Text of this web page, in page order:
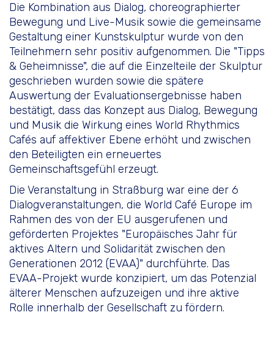
Die Kombination aus Dialog, choreographierter
Bewegung und Live-Musik sowie die gemeinsame
Gestaltung einer Kunstskulptur wurde von den
Teilnehmern sehr positiv aufgenommen. Die "Tipps
& Geheimnisse", die auf die Einzelteile der Skulptur
geschrieben wurden sowie die spätere
Auswertung der Evaluationsergebnisse haben
bestätigt, dass das Konzept aus Dialog, Bewegung
und Musik die Wirkung eines World Rhythmics
Cafés auf affektiver Ebene erhöht und zwischen
den Beteiligten ein erneuertes
Gemeinschaftsgefühl erzeugt.
Die Veranstaltung in Straßburg war eine der 6
Dialogveranstaltungen, die World Café Europe im
Rahmen des von der EU ausgerufenen und
geförderten Projektes "Europäisches Jahr für
aktives Altern und Solidarität zwischen den
Generationen 2012 (EVAA)" durchführte. Das
EVAA-Projekt wurde konzipiert, um das Potenzial
älterer Menschen aufzuzeigen und ihre aktive
Rolle innerhalb der Gesellschaft zu fördern.